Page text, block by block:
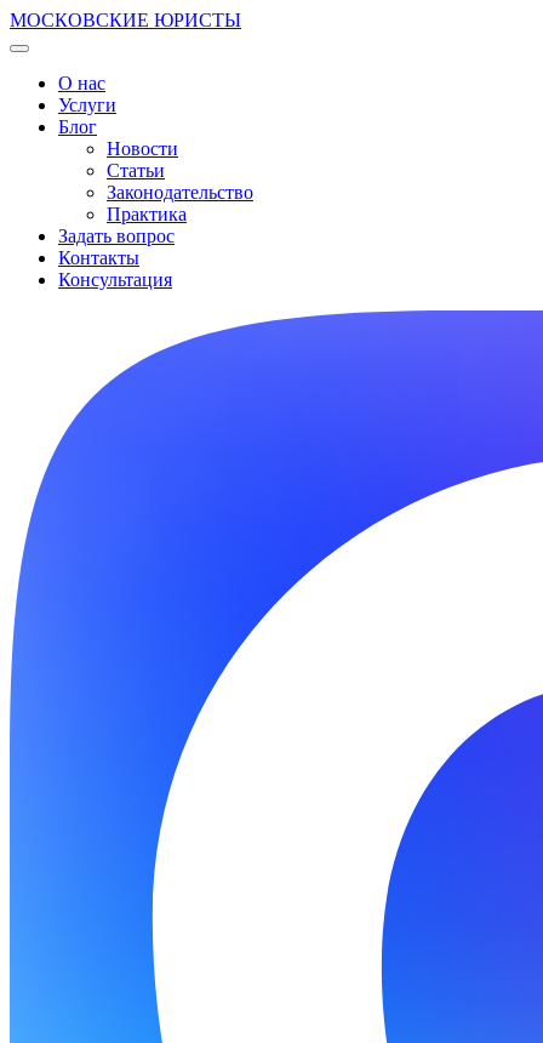
МОСКОВСКИЕ ЮРИСТЫ
О нас
Услуги
Блог
Новости
Статьи
Законодательство
Практика
Задать вопрос
Контакты
Консультация